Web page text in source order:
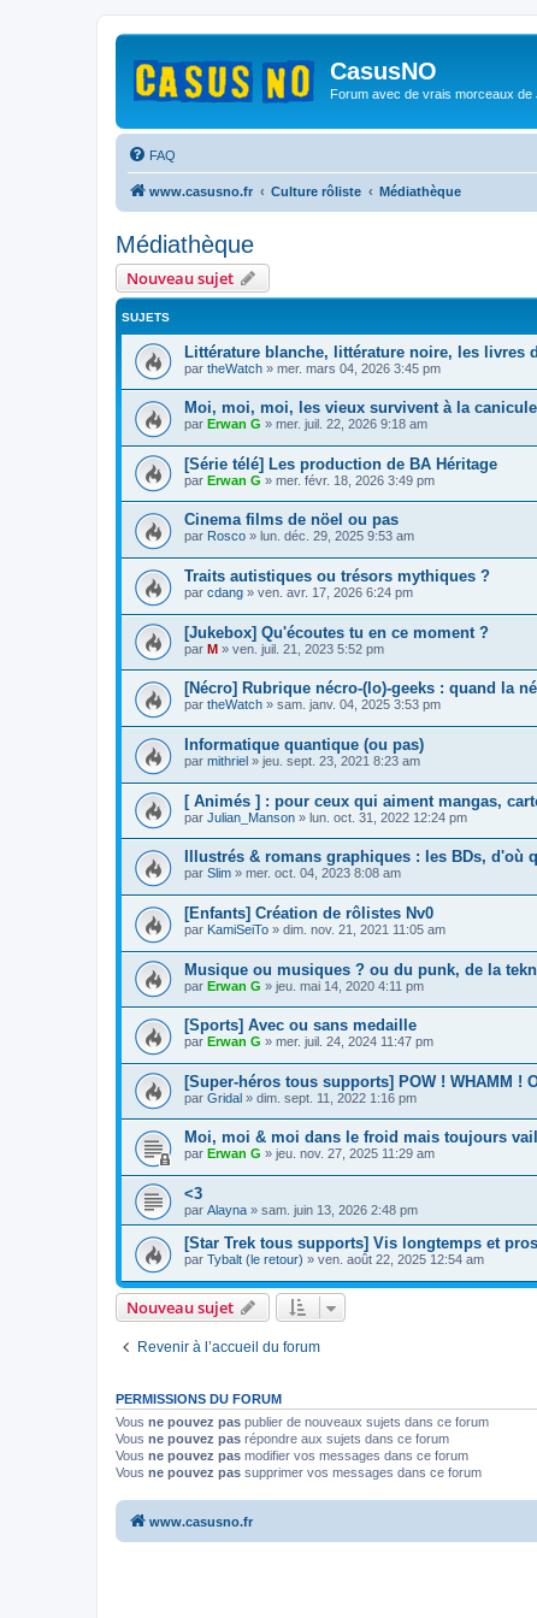
CasusNO
Forum avec de vrais morceaux de
FAQ
www.casusno.fr Culture rôliste Médiathèque
Médiathèque
Nouveau sujet
SUJETS
Littérature blanche, littérature noire, les livres
par theWatch » mer. mars 04, 2026 3:45 pm
Moi, moi, moi, les vieux survivent à la
par Erwan G » mer. juil. 22, 2026 9:18 am
[Série télé] Les production de BA Héritage
par Erwan G » mer. févr. 18, 2026 3:49 pm
Cinema films de nöel ou pas
par Rosco » lun. déc. 29, 2025 9:53 am
Traits autistiques ou trésors mythiques ?
par cdang » ven. avr. 17, 2026 6:24 pm
[Jukebox] Qu'écoutes tu en ce moment ?
par M » ven. juil. 21, 2023 5:52 pm
[Nécro] Rubrique nécro-(lo)-geeks : quand la
par theWatch » sam. janv. 04, 2025 3:53 pm
Informatique quantique (ou pas)
par mithriel » jeu. sept. 23, 2021 8:23 am
[ Animés ] : pour ceux qui aiment mangas,
par Julian_Manson » lun. oct. 31, 2022 12:24 pm
Illustrés & romans graphiques : les BDs, d'où
par Slim » mer. oct. 04, 2023 8:08 am
[Enfants] Création de rôlistes Nv0
par KamiSeiTo » dim. nov. 21, 2021 11:05 am
Musique ou musiques ? ou du punk, de la
par Erwan G » jeu. mai 14, 2020 4:11 pm
[Sports] Avec ou sans medaille
par Erwan G » mer. juil. 24, 2024 11:47 pm
[Super-héros tous supports] POW ! WHAMM !
par Gridal » dim. sept. 11, 2022 1:16 pm
Moi, moi & moi dans le froid mais toujours
par Erwan G » jeu. nov. 27, 2025 11:29 am
<3
par Alayna » sam. juin 13, 2026 2:48 pm
[Star Trek tous supports] Vis longtemps et
par Tybalt (le retour) » ven. août 22, 2025 12:54 am
Nouveau sujet
Revenir à l’accueil du forum
PERMISSIONS DU FORUM
Vous ne pouvez pas publier de nouveaux sujets dans ce forum
Vous ne pouvez pas répondre aux sujets dans ce forum
Vous ne pouvez pas modifier vos messages dans ce forum
Vous ne pouvez pas supprimer vos messages dans ce forum
www.casusno.fr